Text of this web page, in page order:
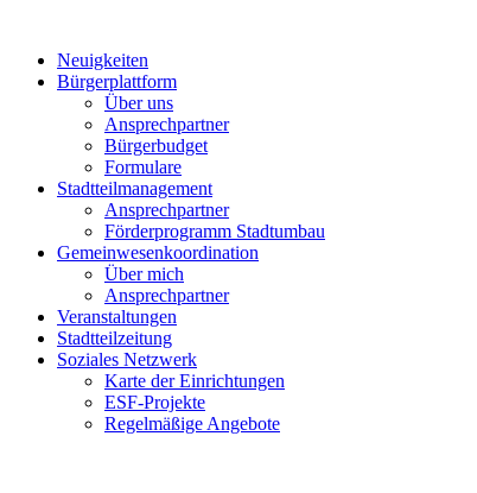
Neuigkeiten
Bürgerplattform
Über uns
Ansprechpartner
Bürgerbudget
Formulare
Stadtteilmanagement
Ansprechpartner
Förderprogramm Stadtumbau
Gemeinwesenkoordination
Über mich
Ansprechpartner
Veranstaltungen
Stadtteilzeitung
Soziales Netzwerk
Karte der Einrichtungen
ESF-Projekte
Regelmäßige Angebote